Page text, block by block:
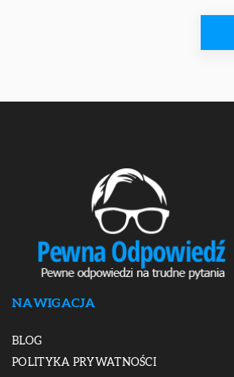
NAWIGACJA
BLOG
POLITYKA PRYWATNOŚCI